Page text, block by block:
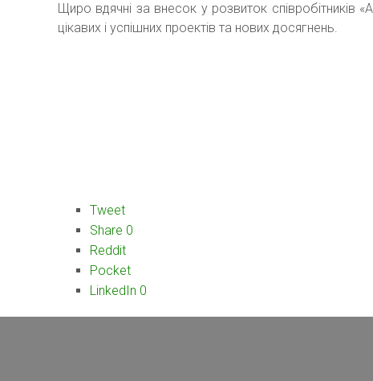
Щиро вдячні за внесок у розвиток співробітників
цікавих і успішних проектів та нових досягнень.
Tweet
Share 0
Reddit
Pocket
LinkedIn 0